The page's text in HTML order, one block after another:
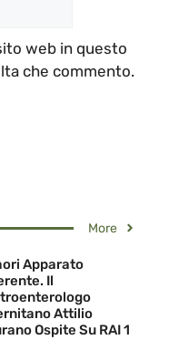
web in questo
che commento.
More
Apparato
Il
Attilio
Ospite Su RAI 1